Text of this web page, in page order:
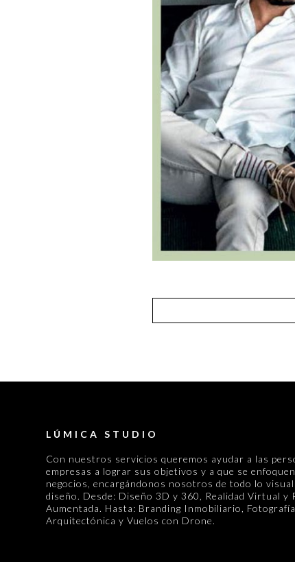
LÚMICA STUDIO
Con nuestros servicios queremos ayudar a las
empresas a lograr sus objetivos y a que se
negocios, encargándonos nosotros de todo lo visual
diseño. Desde: Diseño 3D y 360, Realidad Virtual y
Aumentada. Hasta: Branding Inmobiliario, Fotografía
Arquitectónica y Vuelos con Drone.